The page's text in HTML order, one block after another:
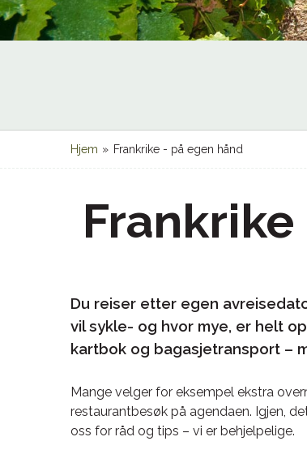
Hjem » Frankrike - på egen hånd
Du reiser etter egen
vil sykle- og hvor mye, er helt
kartbok og bagasjetransport –
Mange velger for eksempel ekstra
restaurantbesøk på agendaen. Igjen,
oss for råd og tips – vi er behjelpelige.